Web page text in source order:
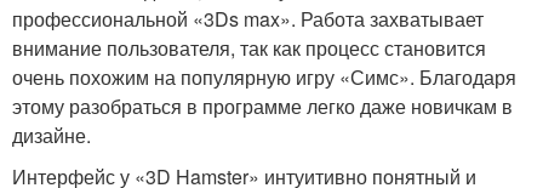
профессиональной «3Ds max». Работа захватывает
внимание пользователя, так как процесс становится
очень похожим на популярную игру «Симс». Благодаря
этому разобраться в программе легко даже новичкам в
дизайне.
Интерфейс у «3D Hamster» интуитивно понятный и